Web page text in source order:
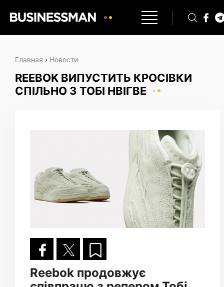
Главная › Новости
REEBOK ВИПУСТИТЬ КРОСІВКИ
СПІЛЬНО З ТОБІ НВІГВЕ
Reebok продовжує